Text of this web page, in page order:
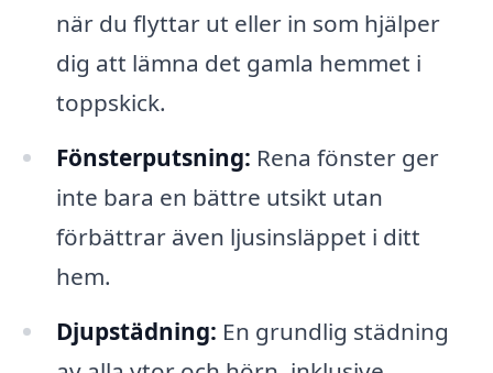
när du flyttar ut eller in som hjälper
dig att lämna det gamla hemmet i
toppskick.
Fönsterputsning: Rena fönster ger
inte bara en bättre utsikt utan
förbättrar även ljusinsläppet i ditt
hem.
Djupstädning: En grundlig städning